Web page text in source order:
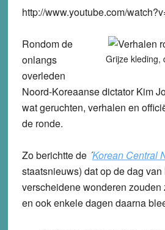
http://www.youtube.com/
Grijze kleding,
Rondom de
onlangs
overleden
Noord-Koreaanse dictator Kim
wat geruchten, verhalen en
de ronde.
Zo berichtte de ´Korean Central
staatsnieuws) dat op de dag
verscheidene wonderen
en ook enkele dagen daarna